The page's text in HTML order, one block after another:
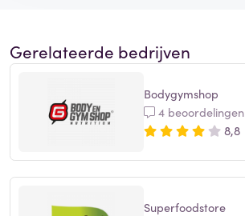
Gerelateerde bedrijven
Bodygymshop
4 beoordelingen
8,8
Superfoodstore